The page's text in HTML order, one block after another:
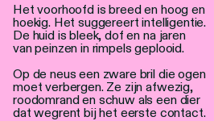
Het voorhoofd is breed en hoog en
hoekig. Het suggereert intelligentie.
De huid is bleek, dof en na jaren
van peinzen in rimpels geplooid.
Op de neus een zware bril die ogen
moet verbergen. Ze zijn afwezig,
roodomrand en schuw als een dier
dat wegrent bij het eerste contact.
Toegankelijkheid
Stadsdichter